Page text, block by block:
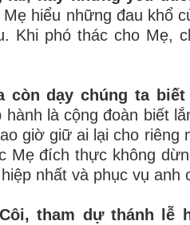
hiểu những đau khổ
Khi phó thác cho
còn dạy chúng ta
hành là cộng đoàn biết
giờ giữ ai lại cho
Mẹ đích thực không
nhất và phục vụ anh
tham dự thánh lễ